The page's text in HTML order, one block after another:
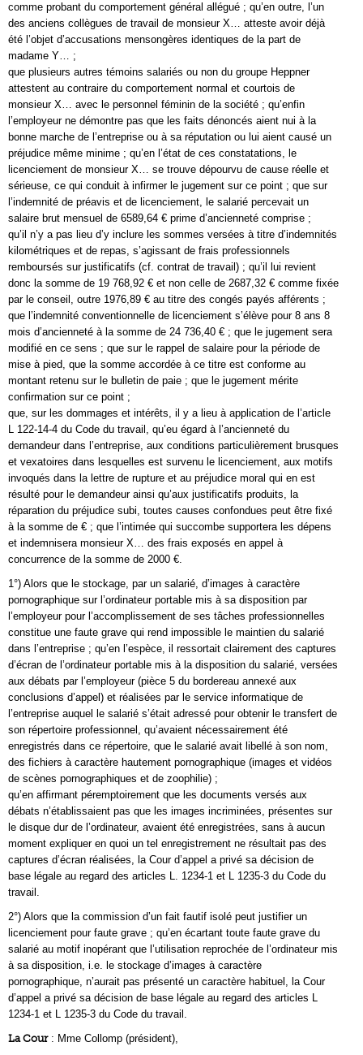
comme probant du comportement général allégué ; qu’en outre, l’un
des anciens collègues de travail de monsieur X… atteste avoir déjà
été l’objet d’accusations mensongères identiques de la part de
madame Y… ;
que plusieurs autres témoins salariés ou non du groupe Heppner
attestent au contraire du comportement normal et courtois de
monsieur X… avec le personnel féminin de la société ; qu’enfin
l’employeur ne démontre pas que les faits dénoncés aient nui à la
bonne marche de l’entreprise ou à sa réputation ou lui aient causé un
préjudice même minime ; qu’en l’état de ces constatations, le
licenciement de monsieur X… se trouve dépourvu de cause réelle et
sérieuse, ce qui conduit à infirmer le jugement sur ce point ; que sur
l’indemnité de préavis et de licenciement, le salarié percevait un
salaire brut mensuel de 6589,64 € prime d’ancienneté comprise ;
qu’il n’y a pas lieu d’y inclure les sommes versées à titre d’indemnités
kilométriques et de repas, s’agissant de frais professionnels
remboursés sur justificatifs (cf. contrat de travail) ; qu’il lui revient
donc la somme de 19 768,92 € et non celle de 2687,32 € comme fixée
par le conseil, outre 1976,89 € au titre des congés payés afférents ;
que l’indemnité conventionnelle de licenciement s’élève pour 8 ans 8
mois d’ancienneté à la somme de 24 736,40 € ; que le jugement sera
modifié en ce sens ; que sur le rappel de salaire pour la période de
mise à pied, que la somme accordée à ce titre est conforme au
montant retenu sur le bulletin de paie ; que le jugement mérite
confirmation sur ce point ;
que, sur les dommages et intérêts, il y a lieu à application de l’article
L 122-14-4 du Code du travail, qu’eu égard à l’ancienneté du
demandeur dans l’entreprise, aux conditions particulièrement brusques
et vexatoires dans lesquelles est survenu le licenciement, aux motifs
invoqués dans la lettre de rupture et au préjudice moral qui en est
résulté pour le demandeur ainsi qu’aux justificatifs produits, la
réparation du préjudice subi, toutes causes confondues peut être fixé
à la somme de € ; que l’intimée qui succombe supportera les dépens
et indemnisera monsieur X… des frais exposés en appel à
concurrence de la somme de 2000 €.
1°) Alors que le stockage, par un salarié, d’images à caractère
pornographique sur l’ordinateur portable mis à sa disposition par
l’employeur pour l’accomplissement de ses tâches professionnelles
constitue une faute grave qui rend impossible le maintien du salarié
dans l’entreprise ; qu’en l’espèce, il ressortait clairement des captures
d’écran de l’ordinateur portable mis à la disposition du salarié, versées
aux débats par l’employeur (pièce 5 du bordereau annexé aux
conclusions d’appel) et réalisées par le service informatique de
l’entreprise auquel le salarié s’était adressé pour obtenir le transfert de
son répertoire professionnel, qu’avaient nécessairement été
enregistrés dans ce répertoire, que le salarié avait libellé à son nom,
des fichiers à caractère hautement pornographique (images et vidéos
de scènes pornographiques et de zoophilie) ;
qu’en affirmant péremptoirement que les documents versés aux
débats n’établissaient pas que les images incriminées, présentes sur
le disque dur de l’ordinateur, avaient été enregistrées, sans à aucun
moment expliquer en quoi un tel enregistrement ne résultait pas des
captures d’écran réalisées, la Cour d’appel a privé sa décision de
base légale au regard des articles L. 1234-1 et L 1235-3 du Code du
travail.
2°) Alors que la commission d’un fait fautif isolé peut justifier un
licenciement pour faute grave ; qu’en écartant toute faute grave du
salarié au motif inopérant que l’utilisation reprochée de l’ordinateur mis
à sa disposition, i.e. le stockage d’images à caractère
pornographique, n’aurait pas présenté un caractère habituel, la Cour
d’appel a privé sa décision de base légale au regard des articles L
1234-1 et L 1235-3 du Code du travail.
La Cour: Mme Collomp (président),